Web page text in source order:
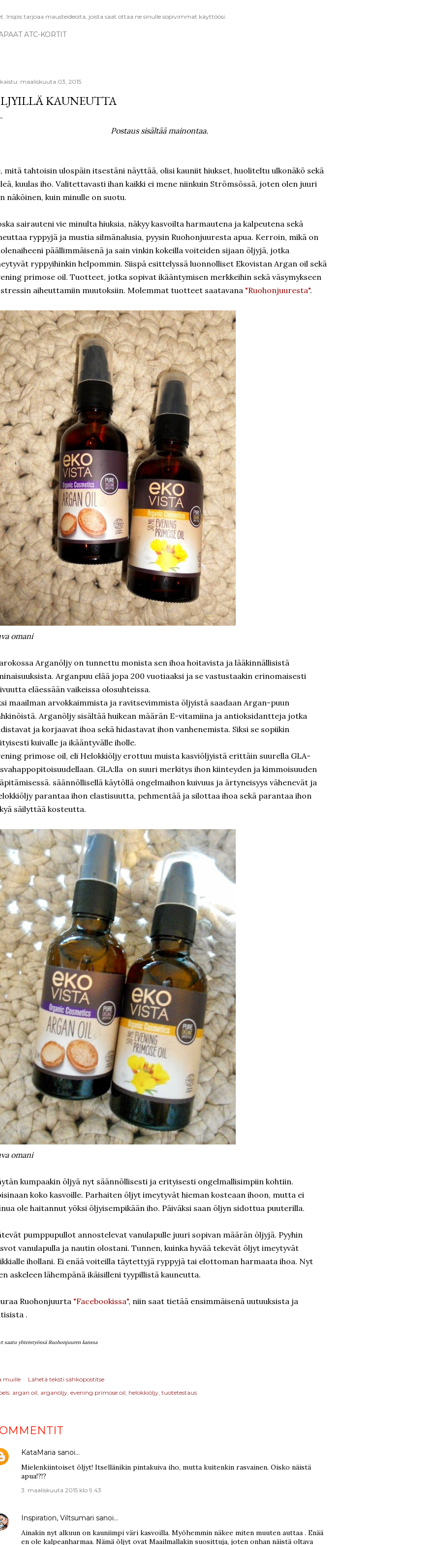
Inspis tarjoaa mausteideoita, joista saat ottaa ne sinulle sopivimmat käyttöösi.
ATC-KORTIT
maaliskuuta 03, 2015
KAUNEUTTA
Postaus sisältää mainontaa.
mitä tahtoisin ulospäin itsestäni näyttää, olisi kauniit hiukset, huoliteltu ulkonäkö sekä
kuulas iho. Valitettavasti ihan kaikki ei mene niinkuin Strömsössä, joten olen juuri
näköinen, kuin minulle on suotu.
sairauteni vie minulta hiuksia, näkyy kasvoilta harmautena ja kalpeutena sekä
ryppyjä ja mustia silmänalusia, pyysin Ruohonjuuresta apua. Kerroin, mikä on
päällimmäisenä ja sain vinkin kokeilla voiteiden sijaan öljyjä, jotka
ryppyihinkin helpommin. Siispä esittelyssä luonnolliset Ekovistan Argan oil sekä
primose oil. Tuotteet, jotka sopivat ikääntymisen merkkeihin sekä väsymykseen
aiheuttamiin muutoksiin. Molemmat tuotteet saatavana "Ruohonjuuresta".
omani
Arganöljy on tunnettu monista sen ihoa hoitavista ja lääkinnällisistä
Arganpuu elää jopa 200 vuotiaaksi ja se vastustaakin erinomaisesti
eläessään vaikeissa olosuhteissa.
maailman arvokkaimmista ja ravitsevimmista öljyistä saadaan Argan-puun
Arganöljy sisältää huikean määrän E-vitamiina ja antioksidantteja jotka
ja korjaavat ihoa sekä hidastavat ihon vanhenemista. Siksi se sopiikin
kuivalle ja ikääntyvälle iholle.
primose oil, eli Helokkiöljy erottuu muista kasviöljyistä erittäin suurella GLA-
GLA:lla on suuri merkitys ihon kiinteyden ja kimmoisuuden
säännöllisellä käytöllä ongelmaihon kuivuus ja ärtyneisyys vähenevät ja
parantaa ihon elastisuutta, pehmentää ja silottaa ihoa sekä parantaa ihon
säilyttää kosteutta.
omani
kumpaakin öljyä nyt säännöllisesti ja erityisesti ongelmallisimpiin kohtiin.
koko kasvoille. Parhaiten öljyt imeytyvät hieman kosteaan ihoon, mutta ei
ole haitannut yöksi öljyisempikään iho. Päiväksi saan öljyn sidottua puuterilla.
pumppupullot annostelevat vanulapulle juuri sopivan määrän öljyjä. Pyyhin
vanulapulla ja nautin olostani. Tunnen, kuinka hyvää tekevät öljyt imeytyvät
ihollani. Ei enää voiteilla täytettyjä ryppyjä tai elottoman harmaata ihoa. Nyt
askeleen lähempänä ikäisilleni tyypillistä kauneutta.
Ruohonjuurta "Facebookissa", niin saat tietää ensimmäisenä uutuuksista ja
.
saatu yhteistyössä Ruohonjuuren kanssa
muille
Lähetä teksti sähköpostitse
argan oil arganöljy evening primose oil helokkiöljy tuotetestaus
KataMaria sanoi…
Mielenkiintoiset öljyt! Itsellänikin pintakuiva iho, mutta kuitenkin rasvainen. Oisko näistä
apua!?!?
3. maaliskuuta 2015 klo 9.43
Inspiration, Viltsumari sanoi…
Ainakin nyt alkuun on kauniimpi väri kasvoilla. Myöhemmin näkee miten muuten auttaa . Enää
en ole kalpeanharmaa. Nämä öljyt ovat Maailmallakin suosittuja, joten onhan näistä oltava